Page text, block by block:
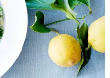
RECEPTENSET